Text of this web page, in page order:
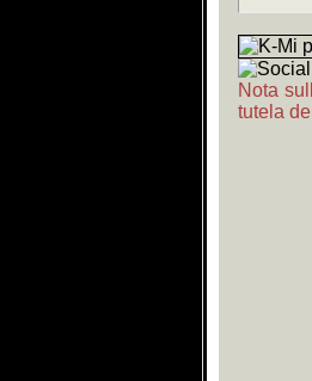
Nota
tutela